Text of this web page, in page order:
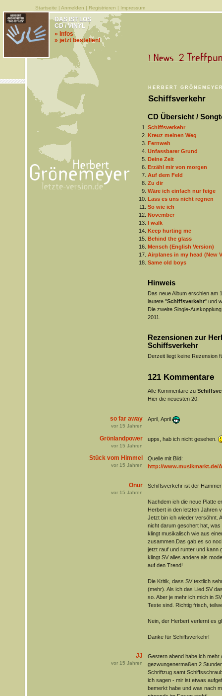
Startseite | Anmelden | Registrieren | Impressum
HERBERT
Schiffsverkehr
DAS IST LOS
CD / VINYL
» Infos
» jetzt bestellen!
CD Übersicht /
Schiffsverkehr
Kreuz meinen Weg
Fernweh
Unfassbarer Grund
Deine Zeit
Erzähl mir von morgen
Auf dem Feld
Zu dir
Wäre ich einfach nur feige
Lass es uns nicht regnen
So wie ich
November
I walk
Keep hurting me
Behind the glass
Mensch (English Version)
Airplanes in my head (New
Same old boys
Hinweis
Das neue Album erschien am
lautete "Schiffsverkehr" und
Die zweite Single-
2011.
Rezensionen zur
Schiffsverkehr
Derzeit liegt keine Rezension
121 Kommentare
Alle Kommentare zu
Hier die neuesten 20.
so far away
vor 15 Jahren
April, April
Grönlandpower
vor 15 Jahren
upps, hab ich nicht gesehen.
Stück vom Himmel
vor 15 Jahren
Quelle mit Bild:
http://www.musikmarkt.de/
Onur
vor 15 Jahren
Schiffsverkehr ist der
Nachdem ich die neue Platte
Herbert in den letzten Jahren
Jetzt bin ich wieder versöhnt.
nicht darum geschert hat,
klingt musikalisch wie aus
zusammen.Das gab es so
jetzt rauf und runter und kann
klingt SV alles andere als
auf den Trend!
Die Kritik, dass SV textlich
(mehr). Als ich das Lied SV
so. Aber je mehr ich mich in
Texte sind. Richtig frisch,
Nein, der Herbert verlernt es
Danke für Schiffsverkehr!
JJ
vor 15 Jahren
Gestern abend habe ich mehr
gezwungenermaßen 2
Schriftzug samt
ich sagen - mir ist etwas
bemerkt habe und was nach